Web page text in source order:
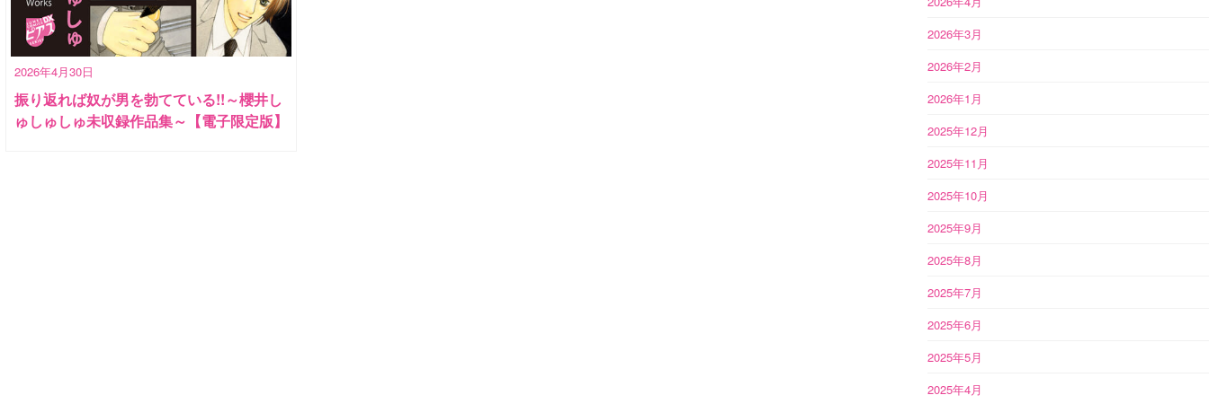
2026年4月30日
振り返れば奴が男を勃てている!!～櫻井し
ゅしゅしゅ未収録作品集～【電子限定版】
2026年3月
2026年2月
2026年1月
2025年12月
2025年11月
2025年10月
2025年9月
2025年8月
2025年7月
2025年6月
2025年5月
2025年4月